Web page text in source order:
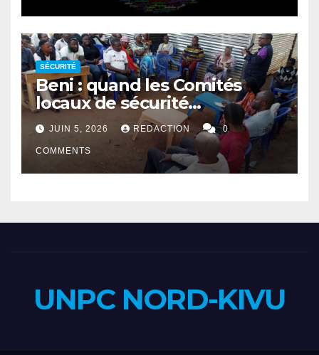
SÉCURITÉ
Beni : quand les Comités
locaux de sécurité
rapprochent autorités et
population
JUIN 5, 2026 REDACTION 0
COMMENTS
UNPC NORD-KIVU